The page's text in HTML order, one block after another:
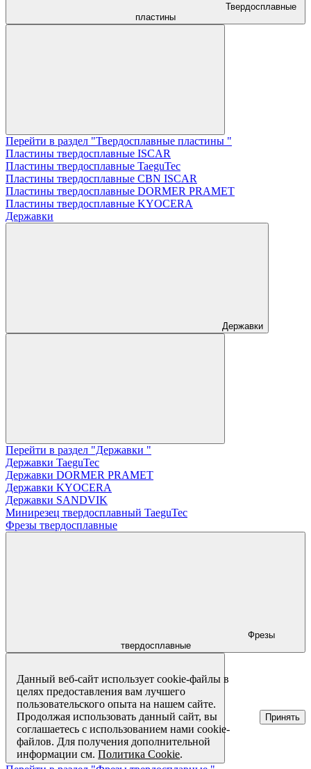
Твердосплавные
пластины
Перейти в раздел "Твердосплавные пластины "
Пластины твердосплавные ISCAR
Пластины твердосплавные TaeguTec
Пластины твердосплавные CBN ISCAR
Пластины твердосплавные DORMER PRAMET
Пластины твердосплавные KYOCERA
Державки
Державки
Перейти в раздел "Державки "
Державки TaeguTec
Державки DORMER PRAMET
Державки KYOCERA
Державки SANDVIK
Минирезец твердосплавный TaeguTec
Фрезы твердосплавные
Фрезы
твердосплавные
Данный веб-сайт использует cookie-файлы в
целях предоставления вам лучшего
пользовательского опыта на нашем сайте.
Продолжая использовать данный сайт, вы
соглашаетесь с использованием нами cookie-
файлов. Для получения дополнительной
информации см.Политика Cookie.
Принять